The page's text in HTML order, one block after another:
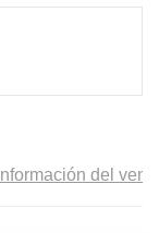
Información del